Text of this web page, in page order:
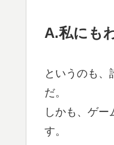
A.私にも
というのも
だ。
しかも、ゲ
す。